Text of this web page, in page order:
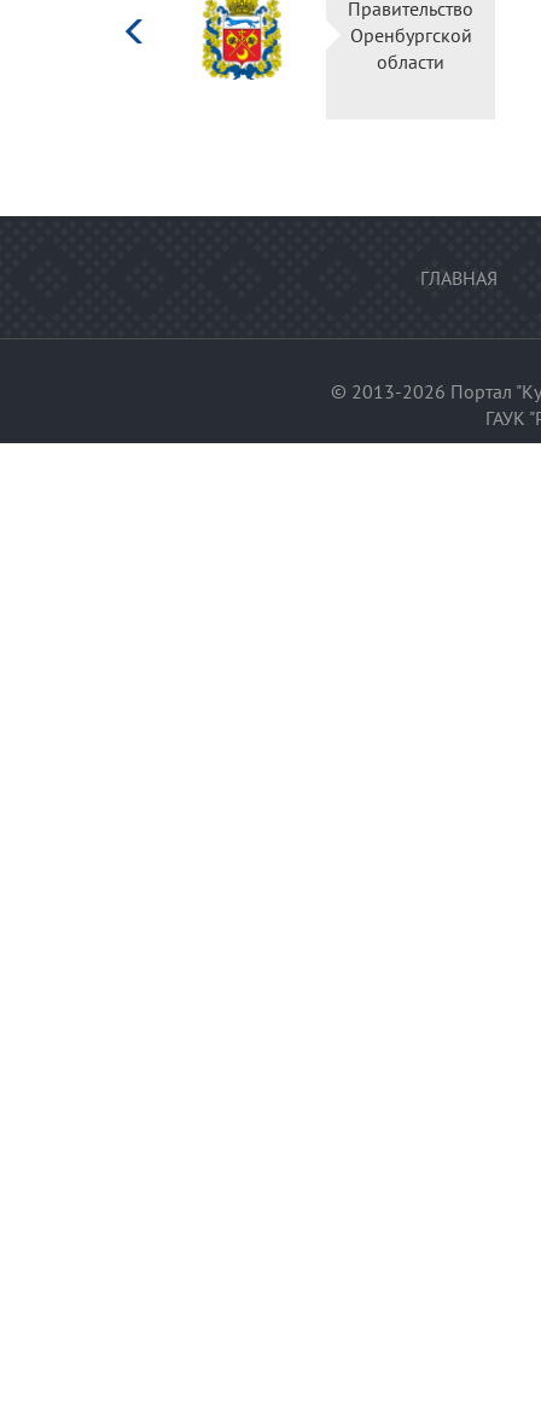
культуры
Российской
Правительство
Оренбургской
области
ГЛАВНАЯ
© 2013-2026 Портал
ГАУК